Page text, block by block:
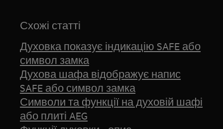
Схожі статті
Духовка показує індикацію SAFE або
символ замка
Духова шафа відображує напис
SAFE або символ замка
Символи та функції на духовій шафі
або плиті AEG